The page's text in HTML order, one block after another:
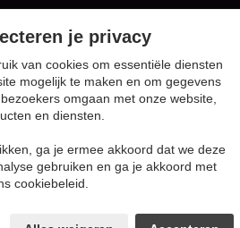
voorwaarden
en cookie policy
Sitemap
je privacy
van cookies om essentiële diensten
mogelijk te maken en om gegevens
omgaan met onze website,
en diensten.
ga je ermee akkoord dat we deze
gebruiken en ga je akkoord met
cookiebeleid.